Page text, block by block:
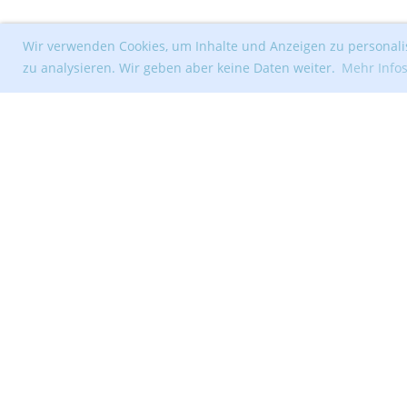
Wir verwenden Cookies, um Inhalte und Anzeigen zu
zu analysieren. Wir geben aber keine Daten weiter. Mehr Infos